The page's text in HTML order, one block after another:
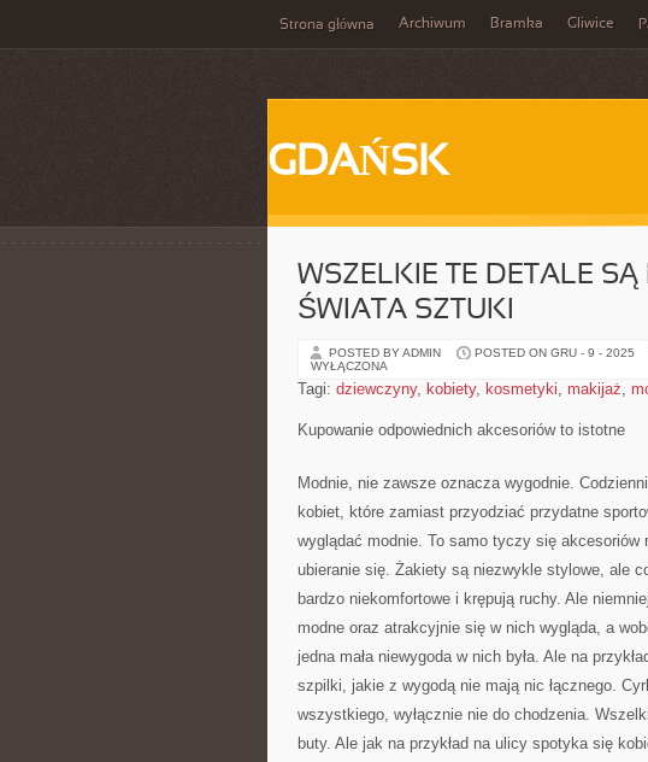
Strona główna Archiwum Bramka Gliwice
GDAŃSK
WSZELKIE TE DETALE
ŚWIATA SZTUKI
POSTED BY ADMIN POSTED ON GRU - 9 - 2025
WYŁĄCZONA
Tagi: dziewczyny, kobiety, kosmetyki, makijaż,
Kupowanie odpowiednich akcesoriów to istotne
Modnie, nie zawsze oznacza wygodnie.
kobiet, które zamiast przyodziać przydatne
wyglądać modnie. To samo tyczy się
ubieranie się. Żakiety są niezwykle stylowe, ale
bardzo niekomfortowe i krępują ruchy. Ale
modne oraz atrakcyjnie się w nich wygląda, a
jedna mała niewygoda w nich była. Ale na
szpilki, jakie z wygodą nie mają nic łącznego.
wszystkiego, wyłącznie nie do chodzenia.
buty. Ale jak na przykład na ulicy spotyka się